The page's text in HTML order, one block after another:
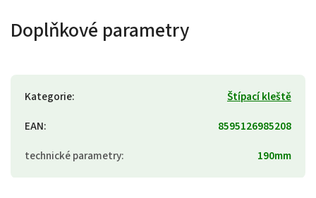
Doplňkové parametry
Kategorie:
Štípací kleště
EAN:
8595126985208
technické parametry: 190mm